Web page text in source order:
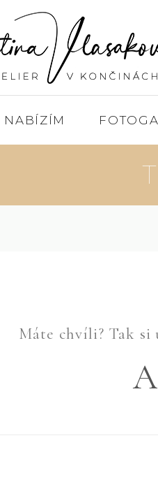
NABÍZÍM
Máte chvíli? Tak si